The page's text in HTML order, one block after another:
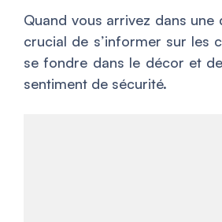
Quand vous arrivez dans une
crucial de s’informer sur les
se fondre dans le décor et
sentiment de sécurité.